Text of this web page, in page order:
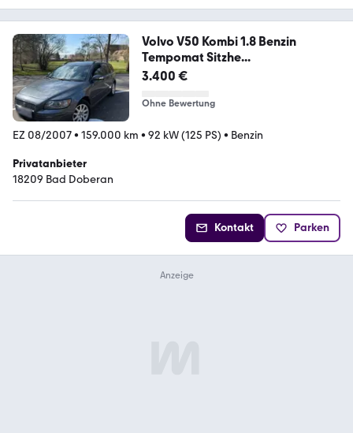
Volvo V50 Kombi 1.8 Benzin
Tempomat Sitzhe...
3.400 €
Ohne Bewertung
EZ 08/2007• 159.000 km • 92 kW (125 PS) • Benzin
Privatanbieter
18209 Bad Doberan
Kontakt Parken